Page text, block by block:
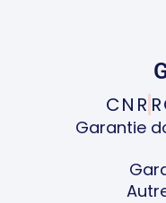
CNR
Garantie